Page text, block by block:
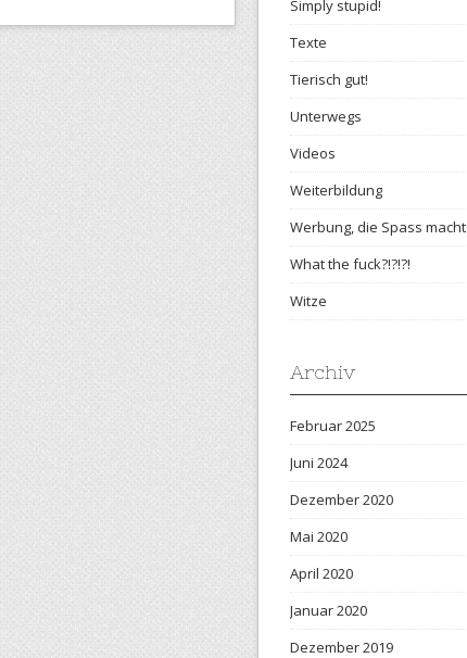
Simply stupid!
Texte
Tierisch gut!
Unterwegs
Videos
Weiterbildung
Werbung, die Spass macht
What the fuck?!?!?!
Witze
Archiv
Februar 2025
Juni 2024
Dezember 2020
Mai 2020
April 2020
Januar 2020
Dezember 2019